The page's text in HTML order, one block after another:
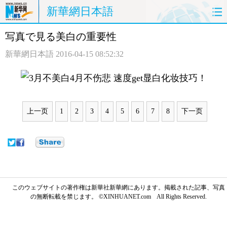
新華網日本語
ホームページ 政治
中日対訳
写真で見る美白の重要性
新華網日本語 2016-04-15 08:52:32
上一页 1 2 3 4 5 6 7 8 下一页
このウェブサイトの著作権は新華社新華網にあります。掲載された記事、写真
の無断転載を禁じます。 ©XINHUANET.com All Rights Reserved.